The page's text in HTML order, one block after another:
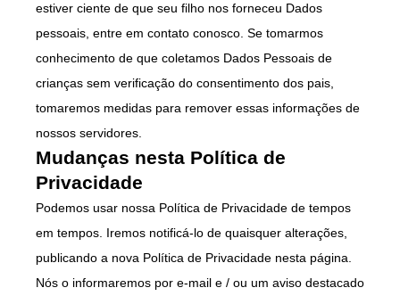
estiver ciente de que seu filho nos forneceu Dados
pessoais, entre em contato conosco. Se tomarmos
conhecimento de que coletamos Dados Pessoais de
crianças sem verificação do consentimento dos pais,
tomaremos medidas para remover essas informações de
nossos servidores.
Mudanças nesta Política de
Privacidade
Podemos usar nossa Política de Privacidade de tempos
em tempos. Iremos notificá-lo de quaisquer alterações,
publicando a nova Política de Privacidade nesta página.
Nós o informaremos por e-mail e / ou um aviso destacado